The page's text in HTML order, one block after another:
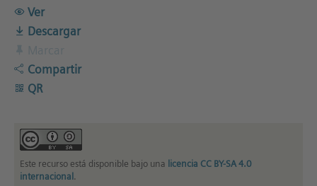
Ver
Descargar
Compartir
QR
Este recurso está disponible bajo una licencia CC BY-SA 4.0
internacional .